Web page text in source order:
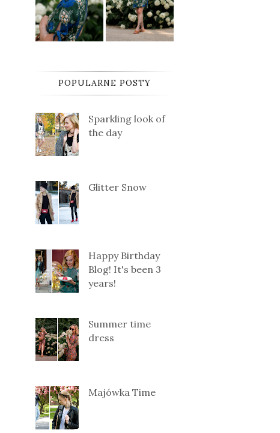
POPULARNE POSTY
Sparkling look of
the day
Glitter Snow
Happy Birthday
Blog! It's been 3
years!
Summer time
dress
Majówka Time